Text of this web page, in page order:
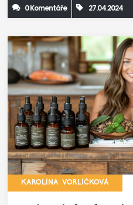
0 Komentáře 27.04.2024
KAROLÍNA VORLÍČKOVÁ